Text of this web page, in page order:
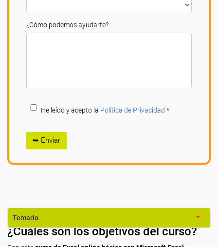
¿Cómo podemos ayudarte?
He leído y acepto la Política de Privacidad *
➥ Enviar
Temario
¿Cuáles son los objetivos del curso?